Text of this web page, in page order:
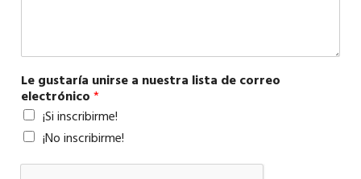
Le gustaría unirse a nuestra lista de correo
electrónico*
¡Si inscribirme!
¡No inscribirme!